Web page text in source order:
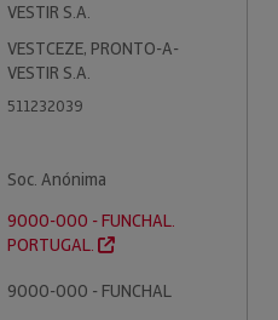
VESTIR S.A.
VESTCEZE, PRONTO-A-
VESTIR S.A.
511232039
Soc. Anónima
9000-000 - FUNCHAL.
PORTUGAL.
9000-000 - FUNCHAL